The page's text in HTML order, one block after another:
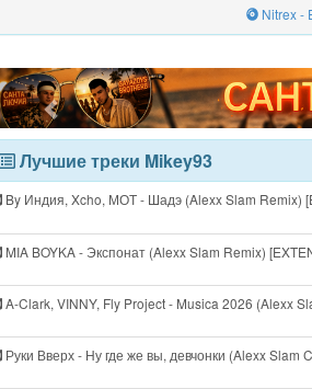
Nitrex -
Лучшие треки Mikey93
By Индия, Xcho, МОТ - Шадэ (Alexx Slam Remix)
MIA BOYKA - Экспонат (Alexx Slam Remix)
A-Clark, VINNY, Fly Project - Musica 2026 (Alexx
Руки Вверх - Ну где же вы, девчонки (Alexx Slam